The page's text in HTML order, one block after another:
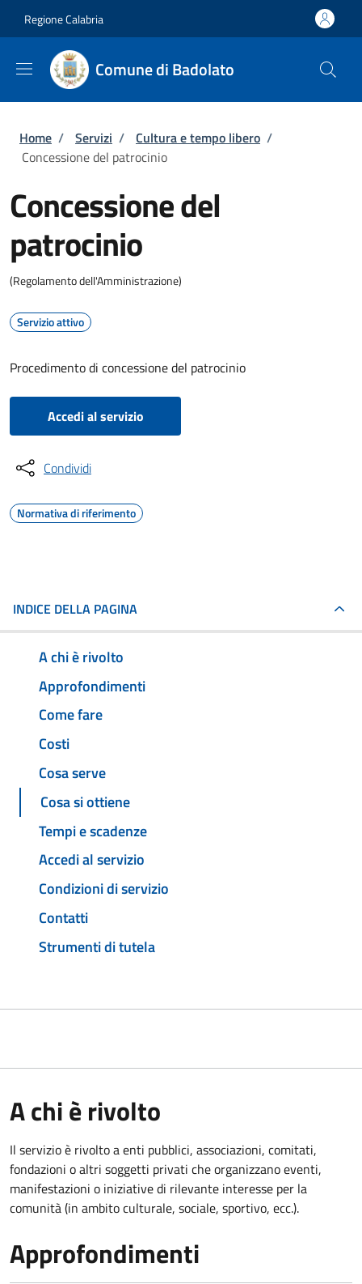
Regione Calabria
Comune di Badolato
Briciole di pane
Home / Servizi / Cultura e tempo libero /
Concessione del patrocinio
Concessione del
patrocinio
(Regolamento dell'Amministrazione)
Servizio attivo
Procedimento di concessione del patrocinio
Accedi al servizio
Condividi
Normativa di riferimento
INDICE DELLA PAGINA
A chi è rivolto
Approfondimenti
Come fare
Costi
Cosa serve
Cosa si ottiene
Tempi e scadenze
Accedi al servizio
Condizioni di servizio
Contatti
Strumenti di tutela
A chi è rivolto
Il servizio è rivolto a enti pubblici, associazioni, comitati,
fondazioni o altri soggetti privati che organizzano eventi,
manifestazioni o iniziative di rilevante interesse per la
comunità (in ambito culturale, sociale, sportivo, ecc.).
Approfondimenti